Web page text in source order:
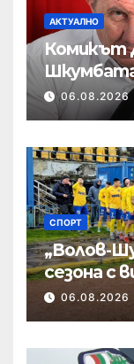
АКТУАЛНО
Комикът
06.08.2026
СПОРТ
„Волов-
сезона с
това
06.08.2026